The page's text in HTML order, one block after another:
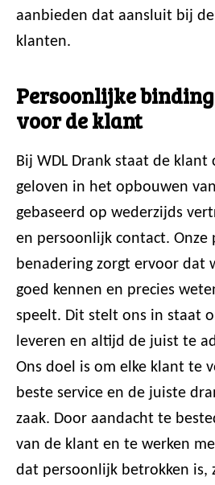
aanbieden dat aansluit bij
klanten.
Persoonlijke
voor de klant
Bij WDL Drank staat de klant
geloven in het opbouwen
gebaseerd op wederzijds
en persoonlijk contact. Onze
benadering zorgt ervoor dat
goed kennen en precies
speelt. Dit stelt ons in staat
leveren en altijd de juist te
Ons doel is om elke klant te
beste service en de juiste
zaak. Door aandacht te
van de klant en te werken
dat persoonlijk betrokken is,